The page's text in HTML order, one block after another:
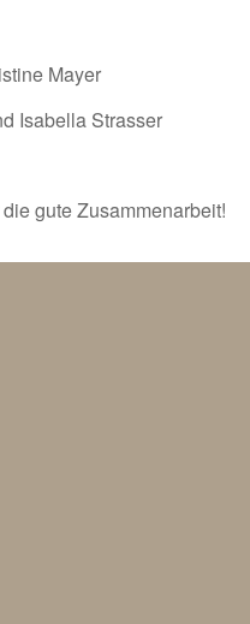
Mayer
Isabella Strasser
gute Zusammenarbeit!